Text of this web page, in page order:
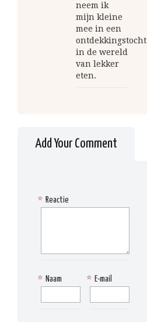
neem ik
mijn kleine
mee in een
ontdekkingstocht
in de wereld
van lekker
eten.
Add Your Comment
Reactie
*
Naam
* E-mail
*